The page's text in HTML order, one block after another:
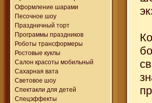
Оформление шарами
Песочное шоу
Праздничный торт
Программы праздников
Роботы трансформеры
Ростовые куклы
Салон красоты мобильный
Сахарная вата
Световое шоу
Спектакли для детей
Спецэффекты